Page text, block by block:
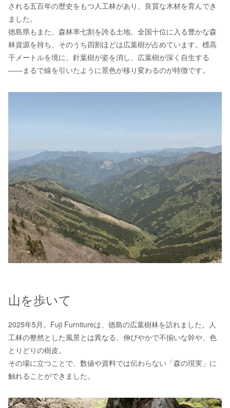
される五百年の歴史をもつ人工林があり、良質な木材を育んでき
ました。
徳島県もまた、森林率七割を誇る土地。全国十位に入る豊かな森
林資源を持ち、そのうち四割ほどは広葉樹が占めています。標高
千メートルを境に、針葉樹が姿を消し、広葉樹が深く自生する
――まるで線を引いたように景色が移り変わるのが特徴です。
山を歩いて
2025年5月。Fuji Furnitureは、徳島の広葉樹林を訪れました。人
工林の整然とした風景とは異なる、伸びやかで不揃いな幹や、色
とりどりの樹皮。
その場に立つことで、数値や資料では伝わらない「森の現実」に
触れることができました。